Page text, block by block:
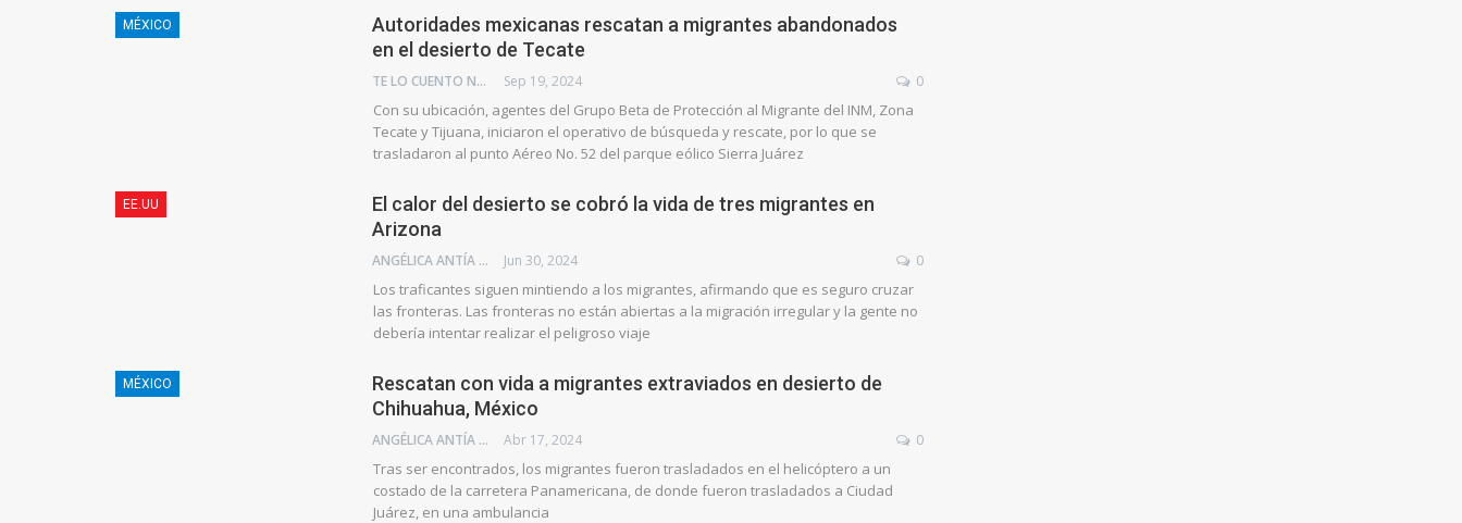
MÉXICO
Autoridades mexicanas rescatan a migrantes abandonados
en el desierto de Tecate
TE LO CUENTO NEWS Sep 19, 2024 0
Con su ubicación, agentes del Grupo Beta de Protección al Migrante del INM, Zona
Tecate y Tijuana, iniciaron el operativo de búsqueda y rescate, por lo que se
trasladaron al punto Aéreo No. 52 del parque eólico Sierra Juárez
EE.UU
El calor del desierto se cobró la vida de tres migrantes en
Arizona
ANGÉLICA ANTÍA AZUAJE Jun 30, 2024 0
Los traficantes siguen mintiendo a los migrantes, afirmando que es seguro cruzar
las fronteras. Las fronteras no están abiertas a la migración irregular y la gente no
debería intentar realizar el peligroso viaje
MÉXICO
Rescatan con vida a migrantes extraviados en desierto de
Chihuahua, México
ANGÉLICA ANTÍA AZUAJE Abr 17, 2024 0
Tras ser encontrados, los migrantes fueron trasladados en el helicóptero a un
costado de la carretera Panamericana, de donde fueron trasladados a Ciudad
Juárez, en una ambulancia